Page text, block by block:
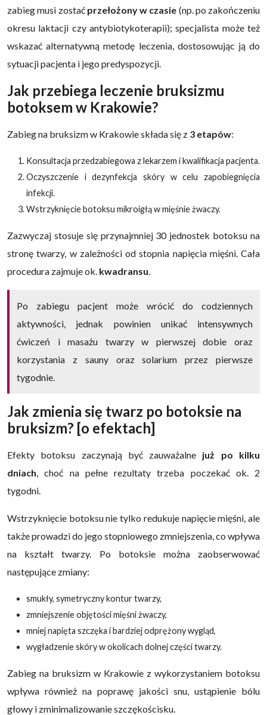
zabieg musi zostaćprzełożony w czasie (np. po zakończeniu
okresu laktacji czy antybiotykoterapii); specjalista może też
wskazać alternatywną metodę leczenia, dostosowując ją do
sytuacji pacjenta i jego predyspozycji.
Jak przebiega leczenie bruksizmu
botoksem w Krakowie?
Zabieg na bruksizm w Krakowie składa się z 3 etapów:
Konsultacja przedzabiegowa z lekarzem i kwalifikacja pacjenta.
Oczyszczenie i dezynfekcja skóry w celu zapobiegnięcia
infekcji.
Wstrzyknięcie botoksu mikroigłą w mięśnie żwaczy.
Zazwyczaj stosuje się przynajmniej 30 jednostek botoksu na
stronę twarzy, w zależności od stopnia napięcia mięśni. Cała
procedura zajmuje ok. kwadransu
Po zabiegu pacjent może wrócić do codziennych
aktywności, jednak powinien unikać intensywnych
ćwiczeń i masażu twarzy w pierwszej dobie oraz
korzystania z sauny oraz solarium przez pierwsze
tygodnie.
Jak zmienia się twarz po botoksie na
bruksizm? [o efektach]
Efekty botoksu zaczynają być zauważalne już po kilku
dniach , choć na pełne rezultaty trzeba poczekać ok. 2
tygodni.
Wstrzyknięcie botoksu nie tylko redukuje napięcie mięśni, ale
także prowadzi do jego stopniowego zmniejszenia, co wpływa
na kształt twarzy. Po botoksie można zaobserwować
następujące zmiany:
smukły, symetryczny kontur twarzy,
zmniejszenie objętości mięśni żwaczy,
mniej napięta szczęka i bardziej odprężony wygląd,
wygładzenie skóry w okolicach dolnej części twarzy.
Zabieg na bruksizm w Krakowie z wykorzystaniem botoksu
wpływa również na poprawę jakości snu, ustąpienie bólu
głowy i zminimalizowanie szczękościsku.